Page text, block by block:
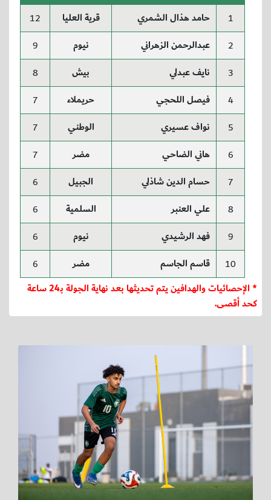
1 حامد هذال الشمري قرية العليا
12
2
عبدالرحمن الزهراني نيوم
9
3
نايف عبدلي بيش
8
4
فيصل اللحجي حريملاء
7
5
نواف عسيري الوطني
7
6
هاني الضاحي مضر
7
7
حسام الدين شاذلي الجبيل
6
8
علي العنبر السلمية
6
9
فهد الرشيدي نيوم
6
10
قاسم الجاسم مضر 6
* الإحصائيات والهدافين يتم تحديثها بعد نهاية الجولة بـ24 ساعة
كحد أقصى.